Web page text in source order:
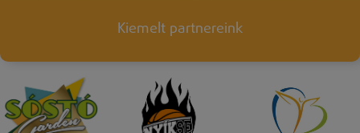
Kiemelt partnereink